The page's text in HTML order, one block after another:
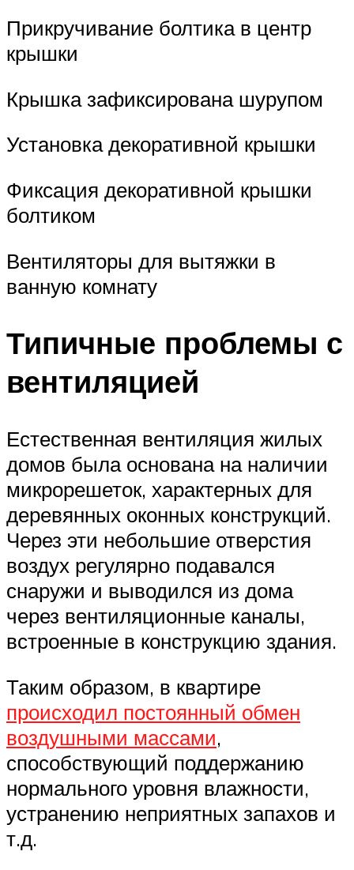
Прикручивание болтика в центр
крышки
Крышка зафиксирована шурупом
Установка декоративной крышки
Фиксация декоративной крышки
болтиком
Вентиляторы для вытяжки в
ванную комнату
Типичные проблемы с
вентиляцией
Естественная вентиляция жилых
домов была основана на наличии
микрорешеток, характерных для
деревянных оконных конструкций.
Через эти небольшие отверстия
воздух регулярно подавался
снаружи и выводился из дома
через вентиляционные каналы,
встроенные в конструкцию здания.
Таким образом, в квартире
происходил постоянный обмен
воздушными массами,
способствующий поддержанию
нормального уровня влажности,
устранению неприятных запахов и
т.д.